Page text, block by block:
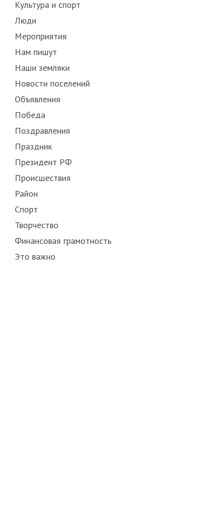
Культура и спорт
Люди
Мероприятия
Нам пишут
Наши земляки
Новости поселений
Объявления
Победа
Поздравления
Праздник
Президент РФ
Происшествия
Район
Спорт
Творчество
Финансовая грамотность
Это важно